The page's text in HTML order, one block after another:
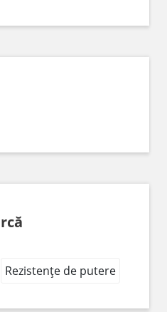
Rezistențe de putere